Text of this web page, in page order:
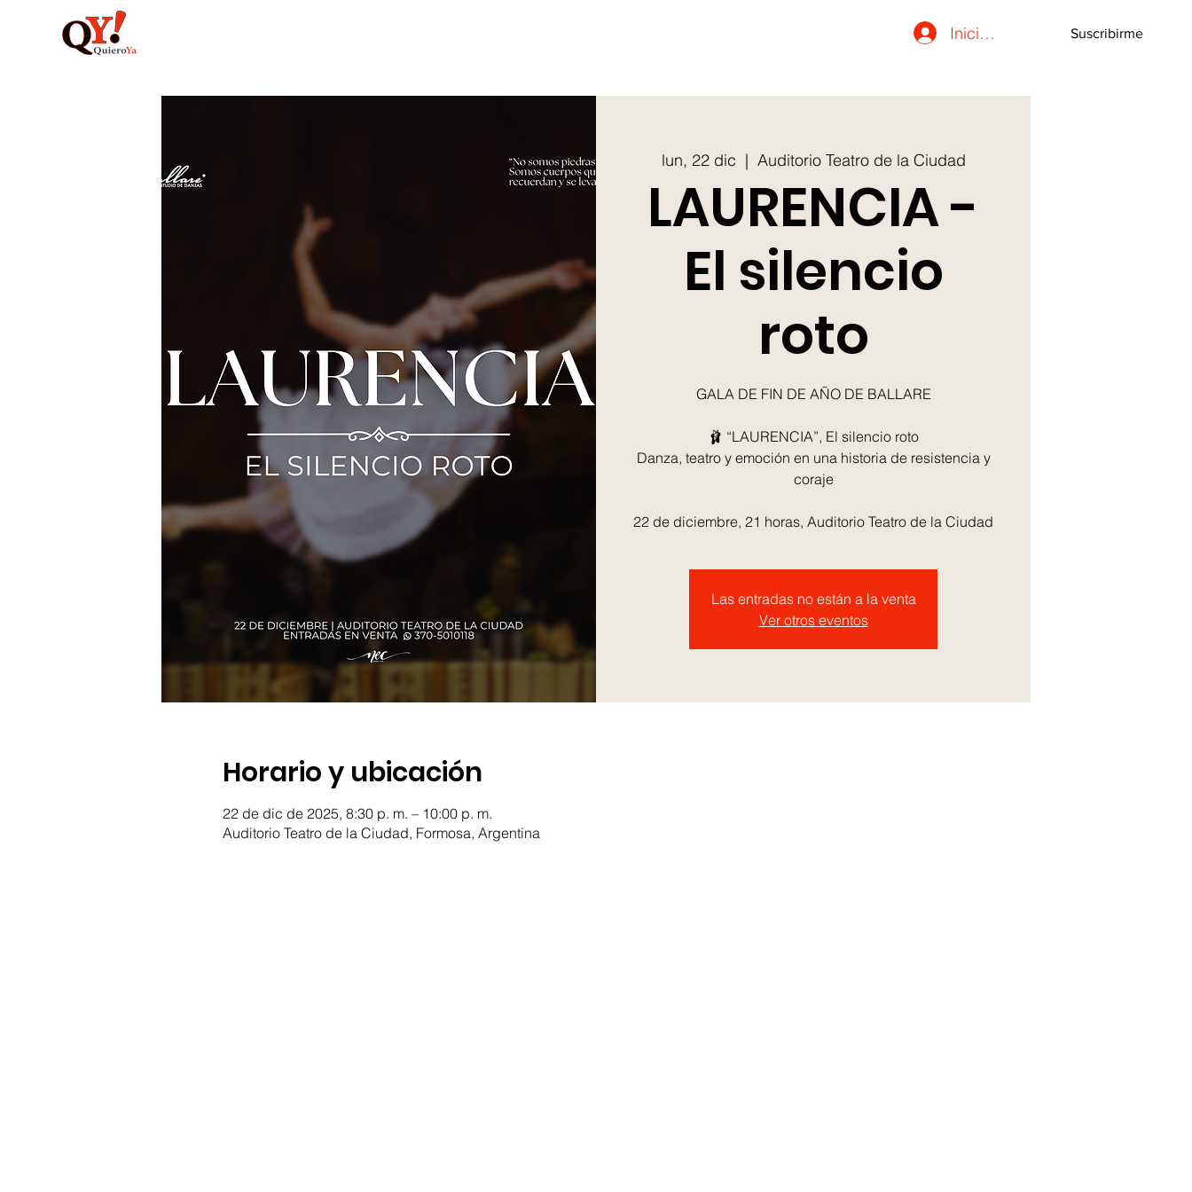
Iniciar sesión Suscribirme
lun, 22 dic
  |
Auditorio Teatro de la Ciudad
LAURENCIA -
El silencio
roto
GALA DE FIN DE AÑO DE BALLARE
🩰 “LAURENCIA”, El silencio roto
Danza, teatro y emoción en una historia de resistencia y
coraje
22 de diciembre, 21 horas, Auditorio Teatro de la Ciudad
Las entradas no están a la venta
Ver otros eventos
Horario y ubicación
22 de dic de 2025, 8:30 p. m. – 10:00 p. m.
Auditorio Teatro de la Ciudad, Formosa, Argentina